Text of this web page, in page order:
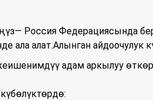
Россия Федерациясында
ала алат.Алынган айдоочулук
адам аркылуу